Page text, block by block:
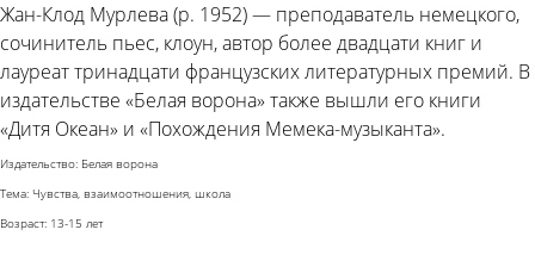
Жан-Клод Мурлева (р. 1952) — преподаватель немецкого,
сочинитель пьес, клоун, автор более двадцати книг и
лауреат тринадцати французских литературных премий. В
издательстве «Белая ворона» также вышли его книги
«Дитя Океан» и «Похождения Мемека-музыканта».
Издательство: Белая ворона
Тема: Чувства, взаимоотношения, школа
Возраст: 13-15 лет